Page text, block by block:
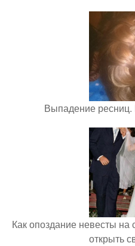
Выпадение
Как опоздание невесты на
открыть